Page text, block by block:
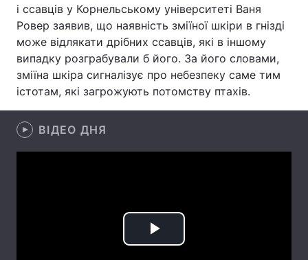
Здоров'я Туризм
Цікавинки Погода
Екологія Регіони
Лонгріди
Відео з Youtube
і ссавців у Корнельському університеті Ваня
Ровер заявив, що наявність зміїної шкіри в гнізді
може відлякати дрібних ссавців, які в іншому
випадку розграбували б його. За його словами,
зміїна шкіра сигналізує про небезпеку саме тим
істотам, які загрожують потомству птахів.
ВІДЕО ДНЯ
Play